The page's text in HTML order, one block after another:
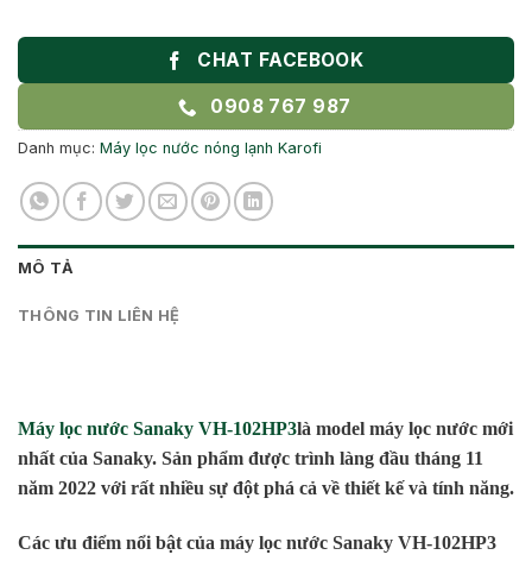
CHAT FACEBOOK
0908 767 987
Danh mục: Máy lọc nước nóng lạnh Karofi
MÔ TẢ
THÔNG TIN LIÊN HỆ
Máy lọc nước Sanaky VH-102HP3là model máy lọc nước mới
nhất của Sanaky. Sản phẩm được trình làng đầu tháng 11
năm 2022 với rất nhiều sự đột phá cả về thiết kế và tính năng.
Các ưu điểm nổi bật của máy lọc nước Sanaky VH-102HP3